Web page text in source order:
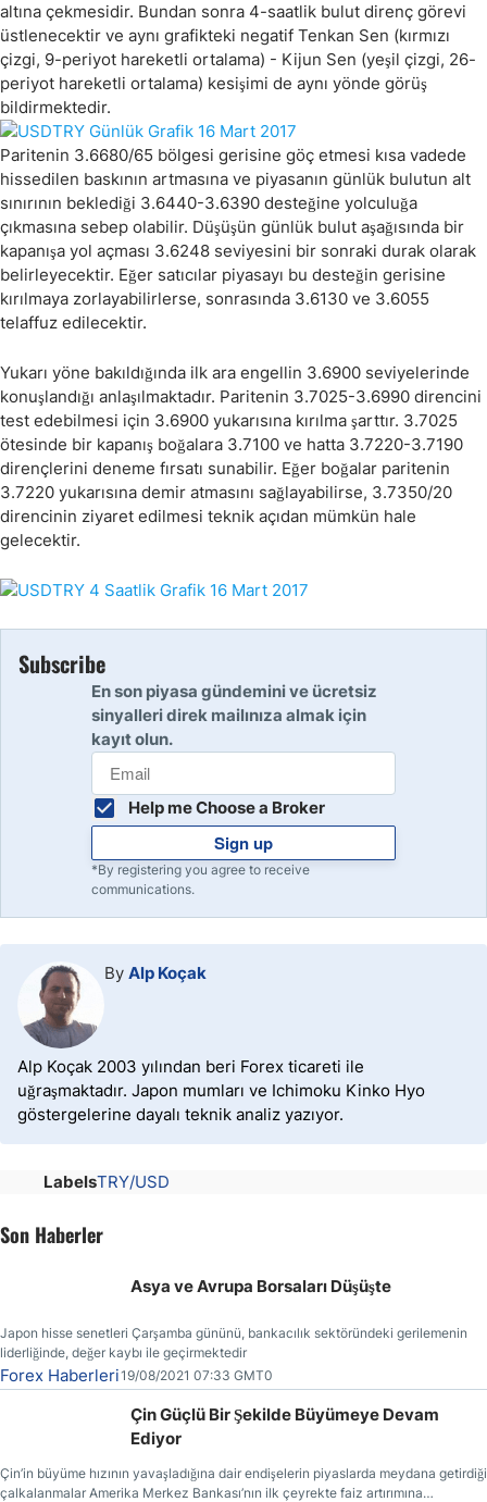
altına çekmesidir. Bundan sonra 4-saatlik bulut direnç görevi
üstlenecektir ve aynı grafikteki negatif Tenkan Sen (kırmızı
çizgi, 9-periyot hareketli ortalama) - Kijun Sen (yeşil çizgi, 26-
periyot hareketli ortalama) kesişimi de aynı yönde görüş
bildirmektedir.
Paritenin 3.6680/65 bölgesi gerisine göç etmesi kısa vadede
hissedilen baskının artmasına ve piyasanın günlük bulutun alt
sınırının beklediği 3.6440-3.6390 desteğine yolculuğa
çıkmasına sebep olabilir. Düşüşün günlük bulut aşağısında bir
kapanışa yol açması 3.6248 seviyesini bir sonraki durak olarak
belirleyecektir. Eğer satıcılar piyasayı bu desteğin gerisine
kırılmaya zorlayabilirlerse, sonrasında 3.6130 ve 3.6055
telaffuz edilecektir.
Yukarı yöne bakıldığında ilk ara engellin 3.6900 seviyelerinde
konuşlandığı anlaşılmaktadır. Paritenin 3.7025-3.6990 direncini
test edebilmesi için 3.6900 yukarısına kırılma şarttır. 3.7025
ötesinde bir kapanış boğalara 3.7100 ve hatta 3.7220-3.7190
dirençlerini deneme fırsatı sunabilir. Eğer boğalar paritenin
3.7220 yukarısına demir atmasını sağlayabilirse, 3.7350/20
direncinin ziyaret edilmesi teknik açıdan mümkün hale
gelecektir.
Subscribe
En son piyasa gündemini ve ücretsiz
sinyalleri direk mailınıza almak için
kayıt olun.
Help me Choose a Broker
Sign up
*By registering you agree to receive
communications.
By Alp Koçak
Alp Koçak 2003 yılından beri Forex ticareti ile
uğraşmaktadır. Japon mumları ve Ichimoku Kinko Hyo
göstergelerine dayalı teknik analiz yazıyor.
LabelsTRY/USD
Son Haberler
Asya ve Avrupa Borsaları Düşüşte
Japon hisse senetleri Çarşamba gününü, bankacılık sektöründeki gerilemenin
liderliğinde, değer kaybı ile geçirmektedir
Forex Haberleri19/08/2021 07:33 GMT0
Çin Güçlü Bir Şekilde Büyümeye Devam
Ediyor
Çin’in büyüme hızının yavaşladığına dair endişelerin piyaslarda meydana getirdiği
çalkalanmalar Amerika Merkez Bankası’nın ilk çeyrekte faiz artırımına